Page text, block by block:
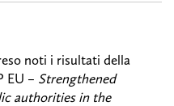
noti i risultati della
EU – Strengthened
authorities in the